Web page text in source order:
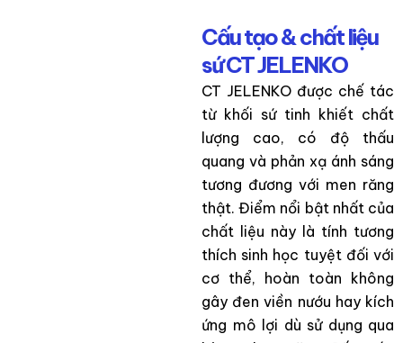
Cấu tạo & chất liệu
sứ CT JELENKO
CT JELENKO được chế tác
từ khối sứ tinh khiết chất
lượng cao, có độ thấu
quang và phản xạ ánh sáng
tương đương với men răng
thật. Điểm nổi bật nhất của
chất liệu này là tính tương
thích sinh học tuyệt đối với
cơ thể, hoàn toàn không
gây đen viền nướu hay kích
ứng mô lợi dù sử dụng qua